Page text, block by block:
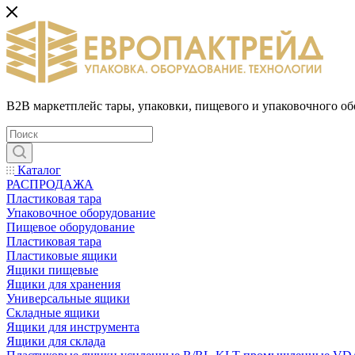
B2B маркетплейс тары, упаковки, пищевого и упаковочного
Каталог
РАСПРОДАЖА
Пластиковая тара
Упаковочное оборудование
Пищевое оборудование
Пластиковая тара
Пластиковые ящики
Ящики пищевые
Ящики для хранения
Универсальные ящики
Складные ящики
Ящики для инструмента
Ящики для склада